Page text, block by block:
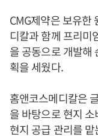
CMG제약은 보유한
디칼과 함께 프리미
을 공동으로 개발해
획을 세웠다.
홈앤코스메디칼은
을 바탕으로 현지
현지 공급 관리를 맡